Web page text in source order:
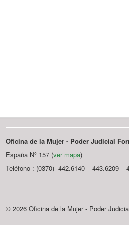
Oficina de la Mujer - Poder Judicial
España Nº 157 (ver mapa)
Teléfono : (0370) 442.6140 – 443.6209 –
© 2026 Oficina de la Mujer - Poder